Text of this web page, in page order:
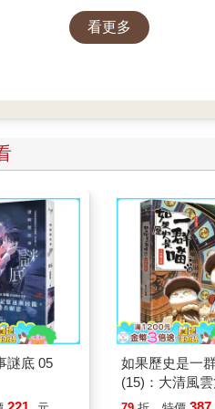
影響至今的軍事衝突？我們
和平的中心，就更應了解二
看更多
謎底 05
如果歷史是一
(15)：大清風
貓漫畫學歷史】